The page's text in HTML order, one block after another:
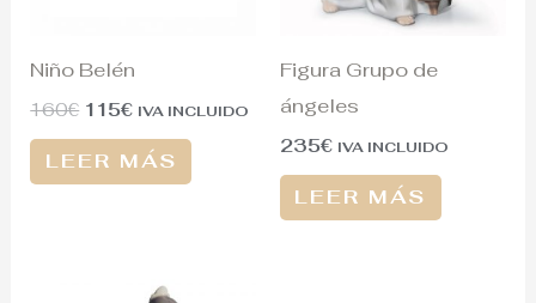
Niño Belén
160€ 115€ IVA INCLUIDO
LEER MÁS
Figura Grupo de
ángeles
235€ IVA INCLUIDO
LEER MÁS